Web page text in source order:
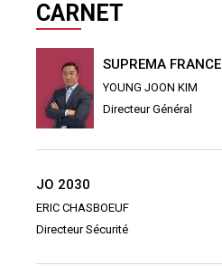
CARNET
SUPREMA FRANCE
YOUNG JOON KIM
Directeur Général
JO 2030
ERIC CHASBOEUF
Directeur Sécurité